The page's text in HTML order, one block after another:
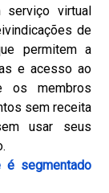
serviço virtual
de
permitem a
e acesso ao
os membros
sem receita
usar seus
é segmentado